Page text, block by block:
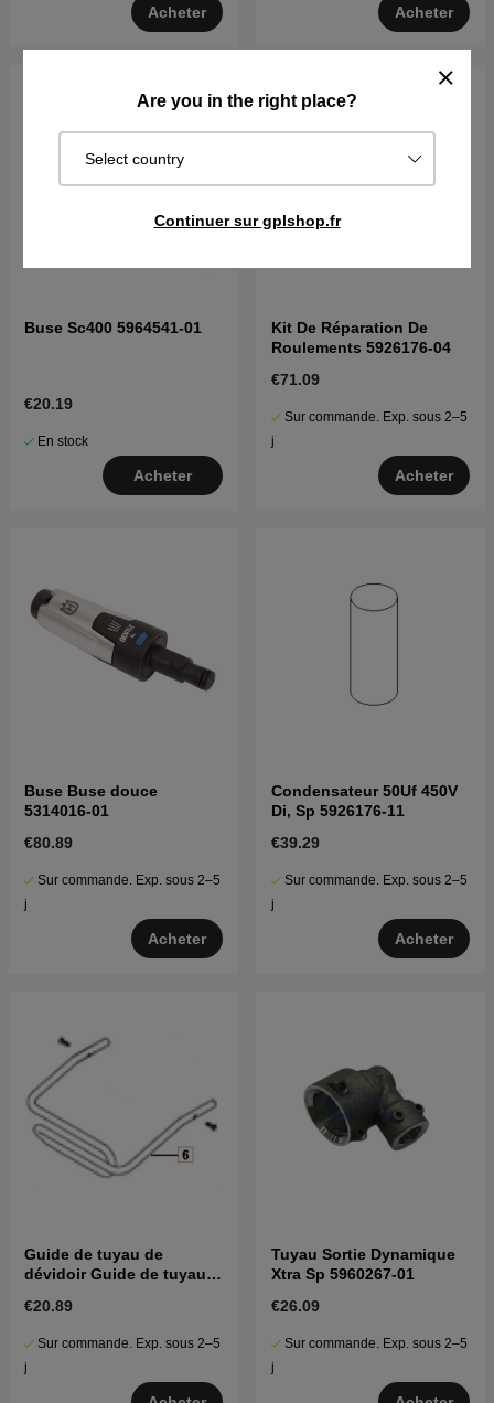
Are you in the right place?
Select country
Continuer sur gplshop.fr
Acheter Acheter
Buse Sc400 5964541-01
€20.19
En stock
Acheter
Kit De Réparation De
Roulements 5926176-04
€71.09
Sur commande. Exp. sous 2–5
j
Acheter
Buse Buse douce
5314016-01
€80.89
Sur commande. Exp. sous 2–5
j
Acheter
Condensateur 50Uf 450V
Di, Sp 5926176-11
€39.29
Sur commande. Exp. sous 2–5
j
Acheter
Guide de tuyau de
dévidoir Guide de tuyau
€20.89
Sur commande. Exp. sous 2–5
j
Tuyau Sortie Dynamique
Xtra Sp 5960267-01
€26.09
Sur commande. Exp. sous 2–5
j